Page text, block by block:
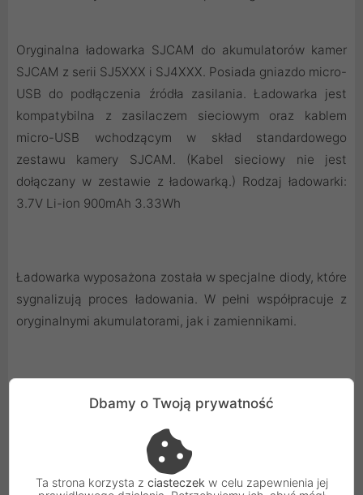
Oryginalna ładowarka SJCAM do akumulatorów kamer
SJCAM z serii SJ5XXX i SJ4XXX. Posiada gniazdo micro-
USB do podłączenia źródła zasilania. Ładowarka jest
kompatybilna z zasilaczem sieciowym oraz kablem
micro-USB wchodzącym w skład standardowego
zestawu kamery SJCAM. (Kabel sieciowy nie jest
dołączany w zestawie z ładowarką.) Rodzaj ładowarki:
3.7V Li-ion 900mAh 3.33Wh
Ładowarka wyposażona została w specjalne diody, które
sygnalizują proces ładowania. W pełni współpracuje z
oryginalnymi akumulatorami, jak i zamiennikami.
Pasuje m.in. do:
SJCAM SJ5000
Dbamy o Twoją prywatność
Ta strona korzysta z ciasteczek w celu zapewnienia jej